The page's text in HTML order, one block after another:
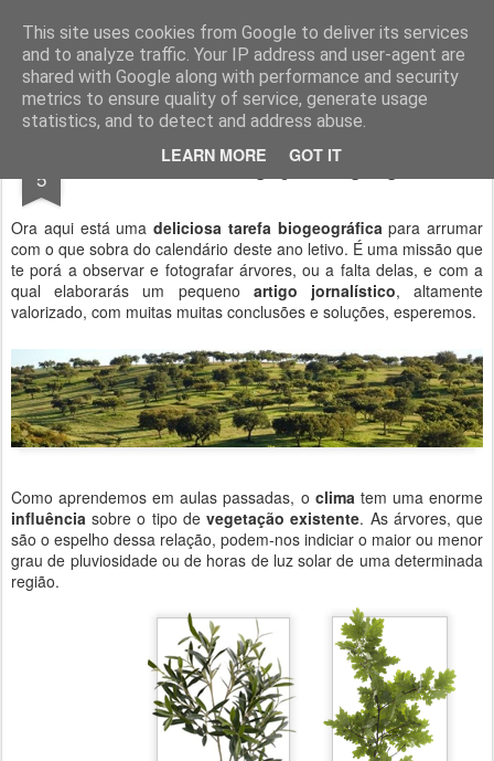
This site uses cookies from Google to deliver its services
and to analyze traffic. Your IP address and user-agent are
shared with Google along with performance and security
metrics to ensure quality of service, generate usage
statistics, and to detect and address abuse.
LEARN MORE GOT IT
Geopalavras
canal800 clique ZapCanal
5 Atividade: investigação biogeográfica.
Ora aqui está uma deliciosa tarefa biogeográficapara arrumar
com o que sobra do calendário deste ano letivo. É uma missão que
te porá a observar e fotografar árvores, ou a falta delas, e com a
qual elaborarás um pequeno artigo jornalístico, altamente
valorizado, com muitas muitas conclusões e soluções, esperemos.
Como aprendemos em aulas passadas, o clima tem uma enorme
influência sobre o tipo devegetação existente. As árvores, que
são o espelho dessa relação, podem-nos indiciar o maior ou menor
grau de pluviosidade ou de horas de luz solar de uma determinada
região.